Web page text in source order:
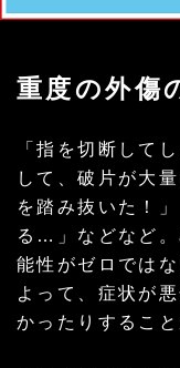
重度の外傷
「指を切断して
して、破片が大
を踏み抜いた！
る…」などなど
能性がゼロでは
よって、症状が
かったりすること